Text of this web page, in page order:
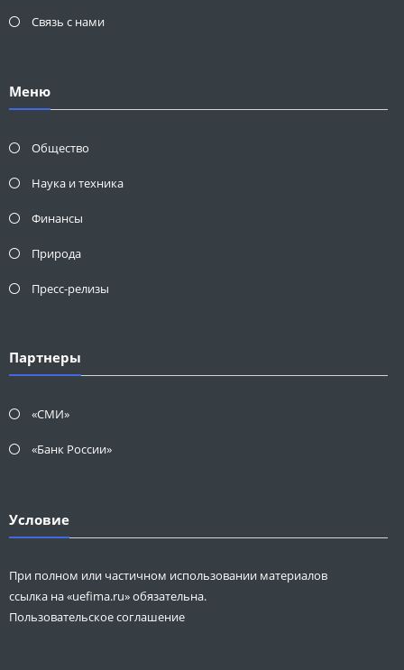
Связь с нами
Меню
Общество
Наука и техника
Финансы
Природа
Пресс-релизы
Партнеры
«СМИ»
«Банк России»
Условие
При полном или частичном использовании материалов
ссылка на «uefima.ru» обязательна.
Пользовательское соглашение